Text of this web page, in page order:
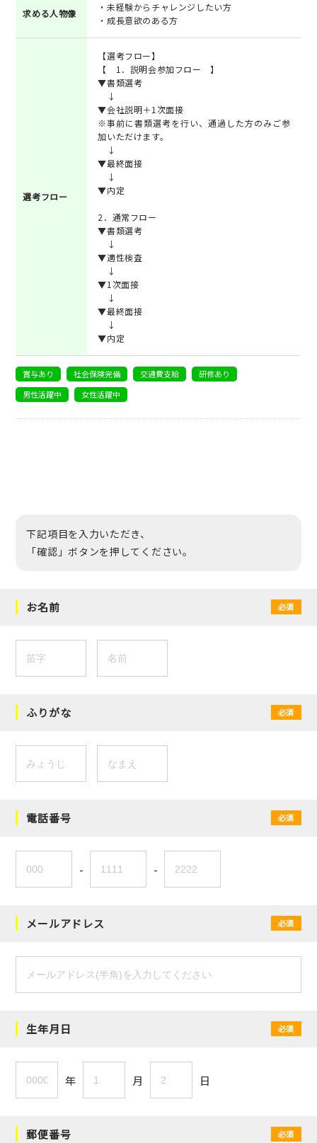
求める人物像
・未経験からチャレンジしたい方
・成長意欲のある方
選考フロー
【選考フロー】
【 1．説明会参加フロー 】
▼書類選考
↓
▼会社説明＋1次面接
※事前に書類選考を行い、通過した方のみご参
加いただけます。
↓
▼最終面接
↓
▼内定
2．通常フロー
▼書類選考
↓
▼適性検査
↓
▼1次面接
↓
▼最終面接
↓
▼内定
賞与あり 社会保険完備 交通費支給
研修あり
男性活躍中
女性活躍中
下記項目を入力いただき、
「確認」ボタンを押してください。
お名前 必須
ふりがな 必須
電話番号 必須
- -
メールアドレス 必須
生年月日 必須
年 月 日
郵便番号 必須